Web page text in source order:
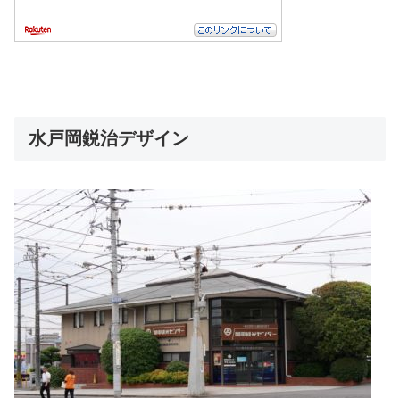
水戸岡鋭治デザイン